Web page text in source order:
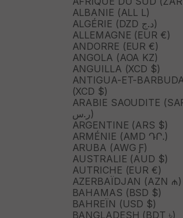
ALBANIE (ALL L)
ALGÉRIE (DZD د.ج)
ALLEMAGNE (EUR €)
ANDORRE (EUR €)
ANGOLA (AOA KZ)
ANGUILLA (XCD $)
ANTIGUA-ET-
(XCD $)
ARABIE SAOUDITE
ر.س)
ARGENTINE (ARS $)
ARMÉNIE (AMD ԴՐ.)
ARUBA (AWG Ƒ)
AUSTRALIE (AUD $)
AUTRICHE (EUR €)
AZERBAÏDJAN (AZN ₼)
BAHAMAS (BSD $)
BAHREÏN (USD $)
BANGLADESH (BDT ৳)